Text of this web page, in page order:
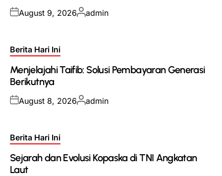
Posted
August 9, 2026Posted
admin
Posted
Berita Hari Ini
Menjelajahi Taifib: Solusi Pembayaran Generasi
Berikutnya
Posted
August 8, 2026Posted
admin
Posted
Berita Hari Ini
Sejarah dan Evolusi Kopaska di TNI Angkatan
Laut